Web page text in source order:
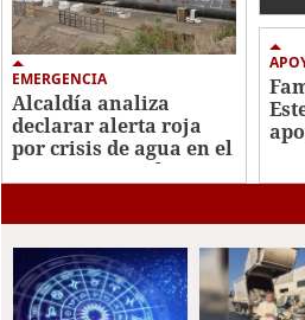
EMERGENCIA
Alcaldía analiza
declarar alerta roja
por crisis de agua en el
Distrito Central